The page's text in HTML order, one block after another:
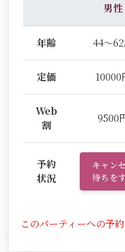
男性
年齢 44～
定価 10000
Web
割
9500
予約
状況
キャン
待ちを
このパーティーへの予